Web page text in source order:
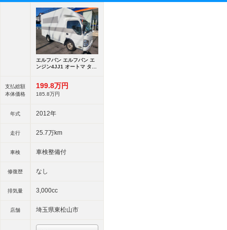
支払総額
本体価格
年式
走行
車検
修復歴
排気量
店舗
エルフバン エルフバン エ
ンジン4JJ1 オートマ ター
199.8万円
185. 8万円
2012年
25.7万km
車検整備付
なし
3,000cc
埼玉県東松山市